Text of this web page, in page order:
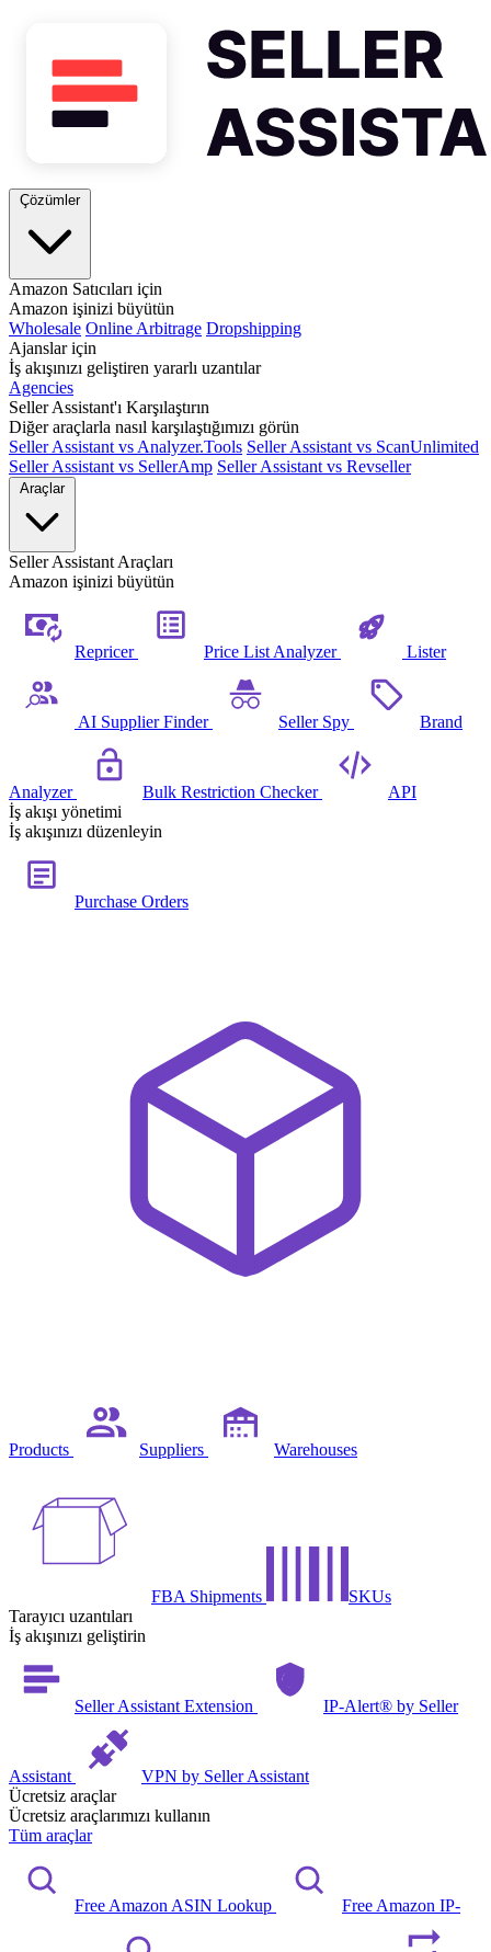
Çözümler
Amazon Satıcıları için
Amazon işinizi büyütün
Wholesale Online Arbitrage Dropshipping
Ajanslar için
İş akışınızı geliştiren yararlı uzantılar
Agencies
Seller Assistant'ı Karşılaştırın
Diğer araçlarla nasıl karşılaştığımızı görün
Seller Assistant vs Analyzer.Tools Seller Assistant vs ScanUnlimited
Seller Assistant vs SellerAmp Seller Assistant vs Revseller
Araçlar
Seller Assistant Araçları
Amazon işinizi büyütün
Repricer Price List Analyzer Lister
AI Supplier Finder Seller Spy Brand
Analyzer Bulk Restriction Checker
API
İş akışı yönetimi
İş akışınızı düzenleyin
Purchase Orders
Products Suppliers Warehouses
FBA Shipments
SKUs
Tarayıcı uzantıları
İş akışınızı geliştirin
Seller Assistant Extension IP-Alert® by Seller
Assistant
VPN by Seller Assistant
Ücretsiz araçlar
Ücretsiz araçlarımızı kullanın
Tüm araçlar
Free Amazon ASIN Lookup Free Amazon IP-